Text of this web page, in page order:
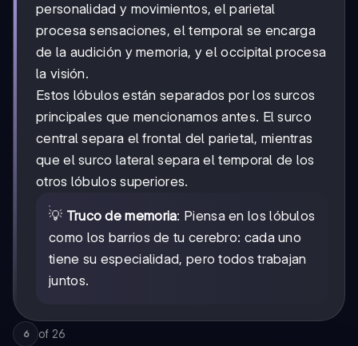
personalidad y movimientos, el parietal
procesa sensaciones, el temporal se encarga
de la audición y memoria, y el occipital procesa
la visión.
Estos lóbulos están separados por los surcos
principales que mencionamos antes. El surco
central separa el frontal del parietal, mientras
que el surco lateral separa el temporal de los
otros lóbulos superiores.
💡 Truco de memoria: Piensa en los lóbulos
como los barrios de tu cerebro: cada uno
tiene su especialidad, pero todos trabajan
juntos.
6 of 26